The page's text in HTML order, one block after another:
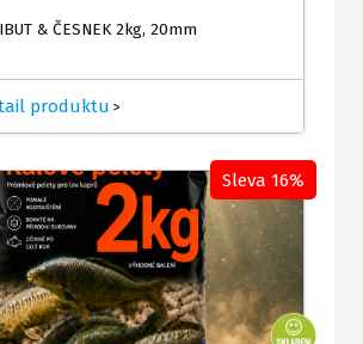
& ČESNEK 2kg, 20mm
produktu >
Sleva 16%